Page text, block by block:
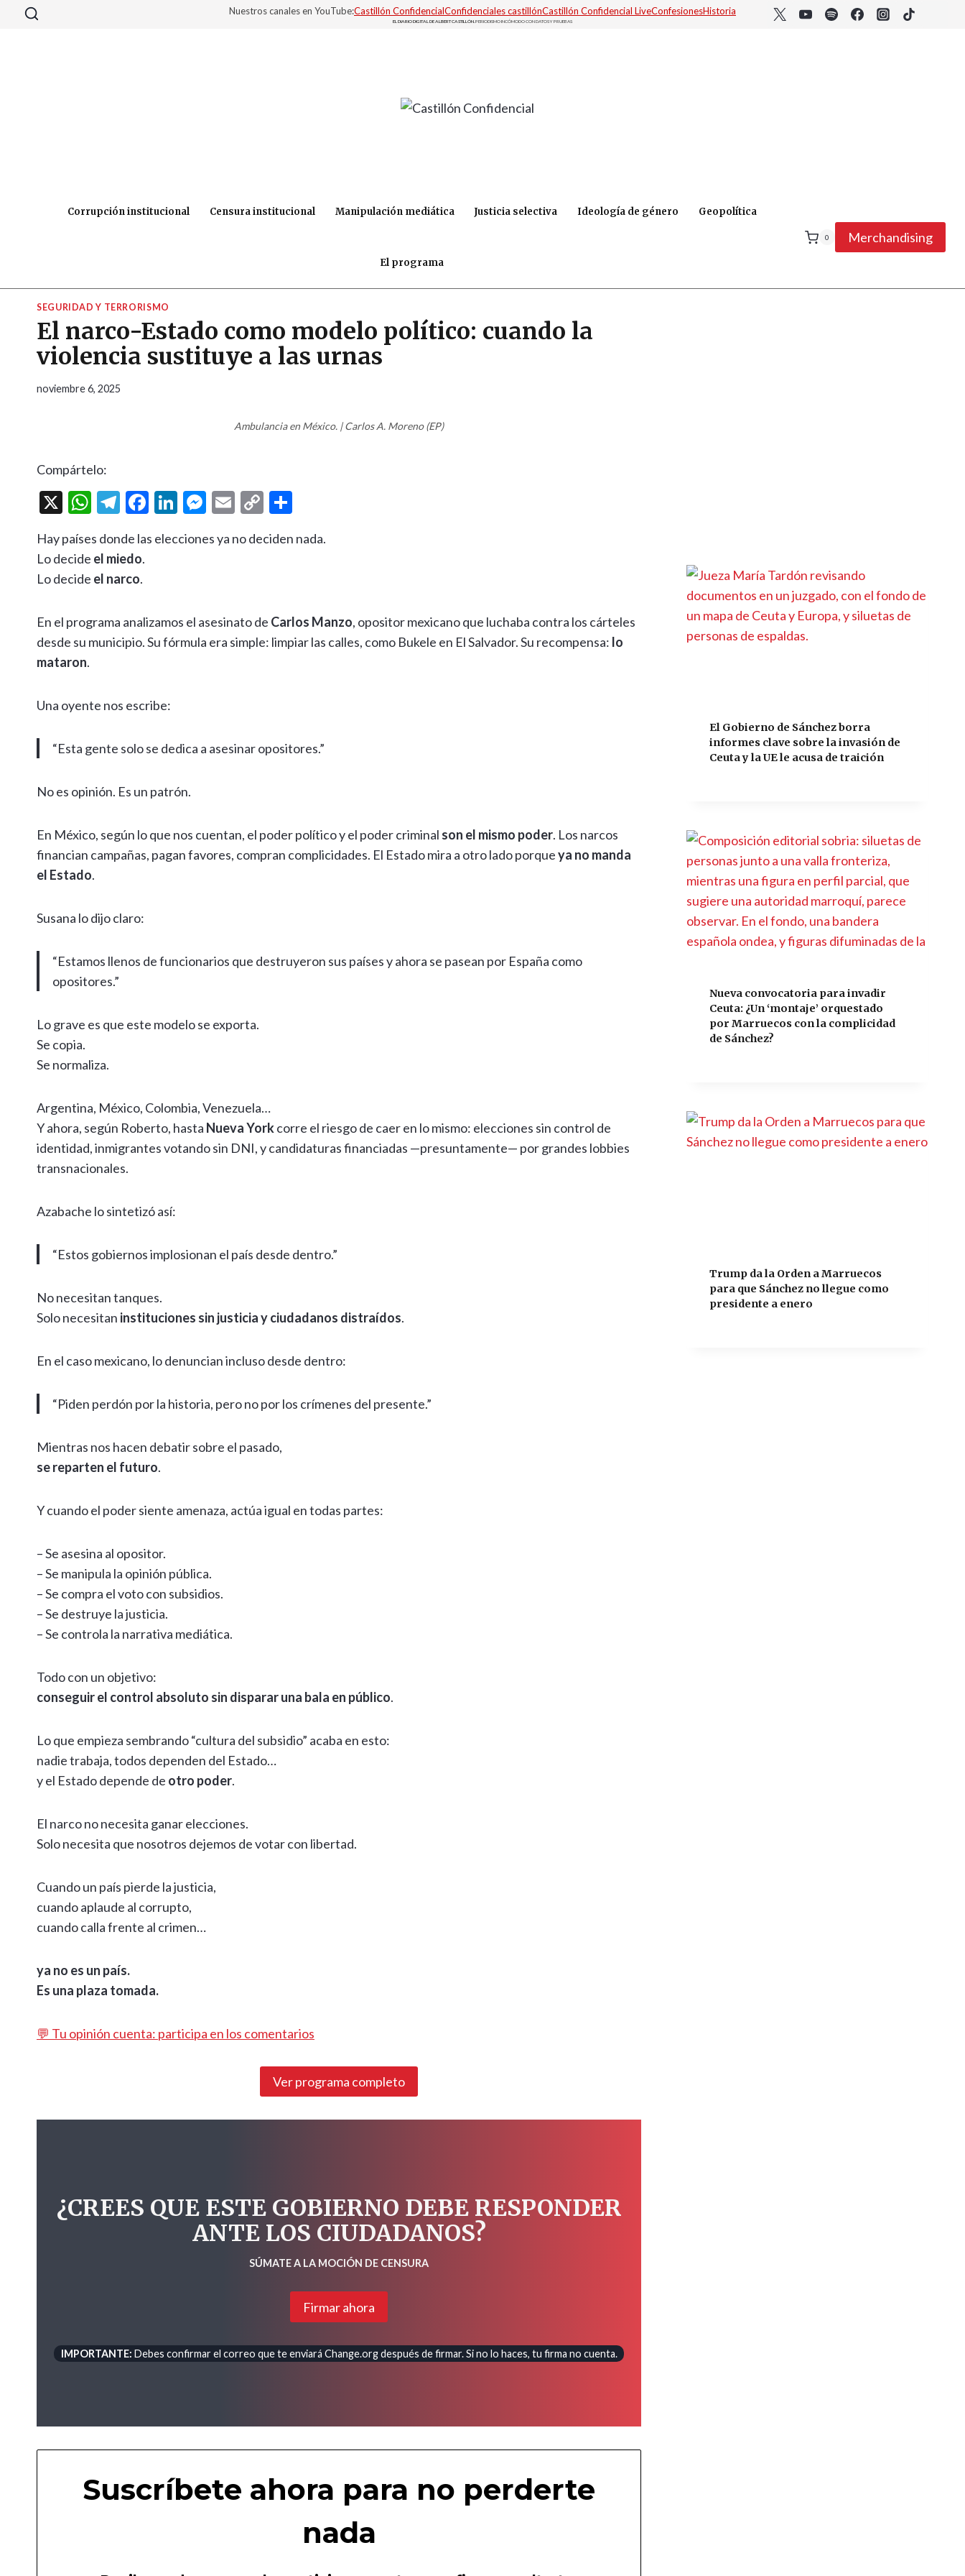
Saltar
Nuestros canales en YouTube:Castillón ConfidencialConfidenciales castillónCastillón Confidencial LiveConfesionesHistoria
EL DIARIO DIGITAL DE ALBERT CASTILLÓN. PERIODISMO INCÓMODO CON DATOS Y PRUEBAS
Corrupción institucional Censura institucional Manipulación mediática Justicia selectiva Ideología de género Geopolítica
El programa
0 Merchandising
SEGURIDAD Y TERRORISMO
El narco-Estado como modelo político: cuando la
violencia sustituye a las urnas
noviembre 6, 2025
Ambulancia en México. | Carlos A. Moreno (EP)
Compártelo:
X
W
at
s
p
p
T
e
gr
m
F
e
o
k
Li
ke
M
se
er
E
ai
C
p
n
k
m
ti
r
Hay países donde las elecciones ya no deciden nada.
Lo decide el miedo.
Lo decide el narco.
En el programa analizamos el asesinato de Carlos Manzo, opositor mexicano que luchaba contra los cárteles
desde su municipio. Su fórmula era simple: limpiar las calles, como Bukele en El Salvador. Su recompensa: lo
mataron.
Una oyente nos escribe:
“Esta gente solo se dedica a asesinar opositores.”
No es opinión. Es un patrón.
En México, según lo que nos cuentan, el poder político y el poder criminal son el mismo poder. Los narcos
financian campañas, pagan favores, compran complicidades. El Estado mira a otro lado porqueya no manda
el Estado.
Susana lo dijo claro:
“Estamos llenos de funcionarios que destruyeron sus países y ahora se pasean por España como
opositores.”
Lo grave es que este modelo se exporta.
Se copia.
Se normaliza.
Argentina, México, Colombia, Venezuela…
Y ahora, según Roberto, hasta Nueva Yorkcorre el riesgo de caer en lo mismo: elecciones sin control de
identidad, inmigrantes votando sin DNI, y candidaturas financiadas —presuntamente— por grandes lobbies
transnacionales.
Azabache lo sintetizó así:
“Estos gobiernos implosionan el país desde dentro.”
No necesitan tanques.
Solo necesitan instituciones sin justicia y ciudadanos distraídos.
En el caso mexicano, lo denuncian incluso desde dentro:
“Piden perdón por la historia, pero no por los crímenes del presente.”
Mientras nos hacen debatir sobre el pasado,
se reparten el futuro.
Y cuando el poder siente amenaza, actúa igual en todas partes:
– Se asesina al opositor.
– Se manipula la opinión pública.
– Se compra el voto con subsidios.
– Se destruye la justicia.
– Se controla la narrativa mediática.
Todo con un objetivo:
conseguir el control absoluto sin disparar una bala en público.
Lo que empieza sembrando “cultura del subsidio” acaba en esto:
nadie trabaja, todos dependen del Estado…
y el Estado depende de otro poder.
El narco no necesita ganar elecciones.
Solo necesita que nosotros dejemos de votar con libertad.
Cuando un país pierde la justicia,
cuando aplaude al corrupto,
cuando calla frente al crimen…
ya no es un país.
Es una plaza tomada.
💬 Tu opinión cuenta: participa en los comentarios
Ver programa completo
¿CREES QUE ESTE GOBIERNO DEBE RESPONDER
ANTE LOS CIUDADANOS?
SÚMATE A LA MOCIÓN DE CENSURA
Firmar ahora
IMPORTANTE: Debes confirmar el correo que te enviará Change.org después de firmar. Si no lo haces, tu firma no cuenta.
Suscríbete ahora para no perderte
nada
El Gobierno de Sánchez borra
informes clave sobre la invasión de
Ceuta y la UE le acusa de traición
Nueva convocatoria para invadir
Ceuta: ¿Un ‘montaje’ orquestado
por Marruecos con la complicidad
de Sánchez?
Trump da la Orden a Marruecos
para que Sánchez no llegue como
presidente a enero